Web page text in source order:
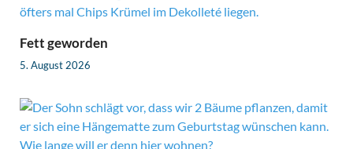
Fett geworden
5. August 2026